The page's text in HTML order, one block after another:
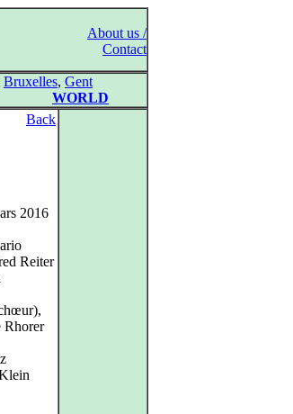
About us /
Contact
Bruxelles, Gent
WORLD
Back
2016
Reiter
Rhorer